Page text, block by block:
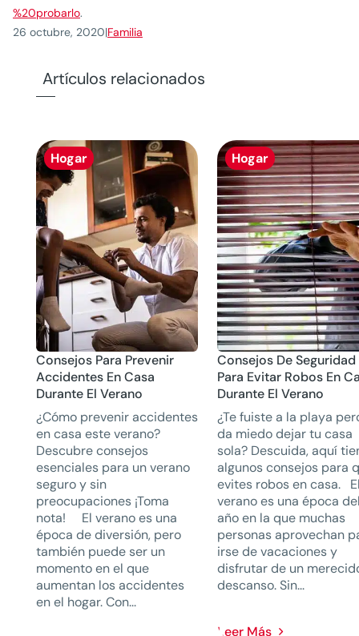
%20probarlo.
26 octubre, 2020|Familia
Artículos relacionados
Hogar
Consejos Para Prevenir
Accidentes En Casa
Durante El Verano
¿Cómo prevenir accidentes
en casa este verano?
Descubre consejos
esenciales para un verano
seguro y sin
preocupaciones ¡Toma
nota! El verano es una
época de diversión, pero
también puede ser un
momento en el que
aumentan los accidentes
en el hogar. Con...
Hogar
Consejos De Seguridad
Para Evitar Robos En
Durante El Verano
¿Te fuiste a la playa
da miedo dejar tu casa
sola? Descuida, aquí
algunos consejos para
evites robos en casa.
verano es una época
año en la que muchas
personas aprovechan
irse de vacaciones y
disfrutar de un
descanso. Sin...
Leer Más